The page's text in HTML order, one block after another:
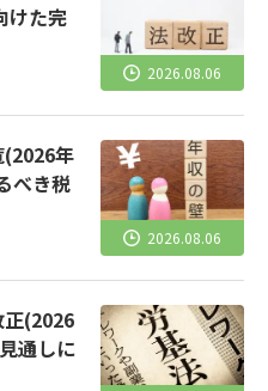
けた完
2026.08.06
(2026年
べき税
2026.08.06
正(2026
通しに